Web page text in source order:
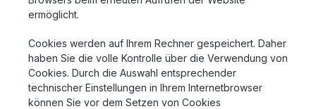
ermöglicht.
Cookies werden auf Ihrem Rechner gespeichert. Daher
haben Sie die volle Kontrolle über die Verwendung von
Cookies. Durch die Auswahl entsprechender
technischer Einstellungen in Ihrem Internetbrowser
können Sie vor dem Setzen von Cookies